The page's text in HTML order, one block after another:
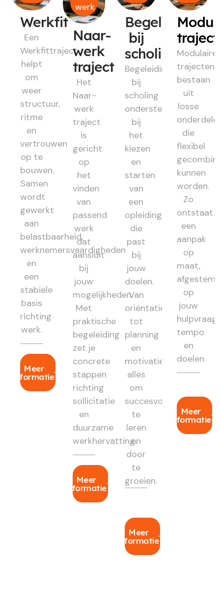
Werkfit
Een
Werkfittraject
helpt
om
weer
structuur,
ritme
en
vertrouwen
op te
bouwen.
Samen
wordt
gewerkt
aan
belastbaarheid,
werknemersvaardigheden
en
een
stabiele
basis
richting
werk.
Meer
informatie
werk
Naar-
werk
traject
Het
Naar-
werk
traject
is
gericht
op
het
vinden
van
passend
werk
dat
aansluit
bij
jouw
mogelijkheden.
Met
praktische
begeleiding
zet je
concrete
stappen
richting
sollicitatie
en
duurzame
werkhervatting.
Meer
informatie
Begeleiding
bij
scholing
Begeleiding
bij
scholing
ondersteunt
bij
het
kiezen
en
starten
van
een
opleiding
die
past
bij
jouw
doelen.
Van
oriëntatie
tot
planning
en
motivatie:
alles
om
succesvol
te
leren
en
door
te
groeien.
Meer
informatie
Modulaire
trajecten
bestaan
uit
losse
die
flexibel
kunnen
worden.
Zo
ontstaat
een
aanpak
op
maat,
op
jouw
hulpvraag,
tempo
en
doelen.
Meer
informatie